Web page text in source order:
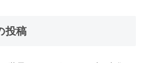
投稿